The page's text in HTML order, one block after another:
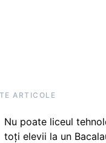
ARTICOLE
Nu poate liceul
toți elevii la un